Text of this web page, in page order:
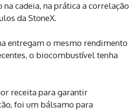
cadeia, na prática a correlação
da StoneX.
entregam o mesmo rendimento
o biocombustível tenha
receita para garantir
foi um bálsamo para